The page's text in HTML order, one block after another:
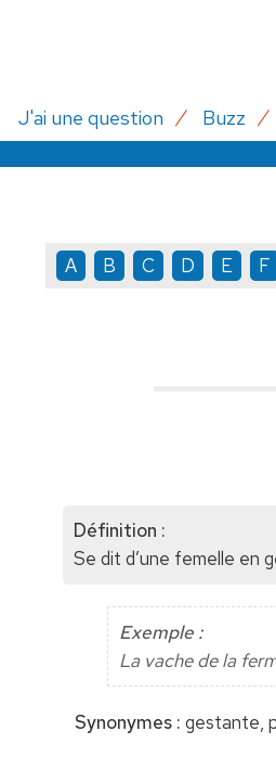
J'ai une question Buzz
A B C D E F
Définition :
Se dit d’une femelle en
Exemple :
La vache de la
Synonymes : gestante,